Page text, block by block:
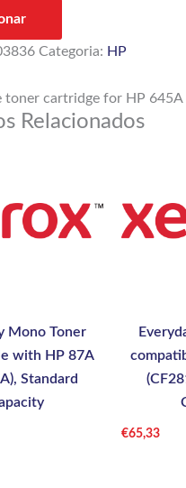
Categoria: HP
toner cartridge for HP 645A
Relacionados
Mono Toner
with HP 87A
Standard
€65,33